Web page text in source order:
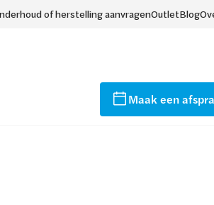
of herstelling aanvragenOutletBlog
Maak een